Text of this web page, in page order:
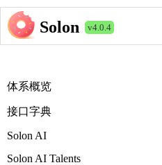
Solon v4.0.4
体系概览
接口字典
Solon AI
Solon AI Talents